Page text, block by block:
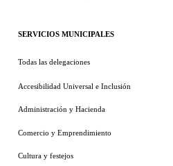
SERVICIOS MUNICIPALES
Todas las delegaciones
Accesibilidad Universal e Inclusión
Administración y Hacienda
Comercio y Emprendimiento
Cultura y festejos